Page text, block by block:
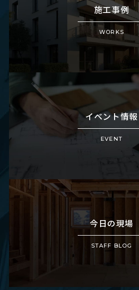
施工事例
WORKS
イベント情報
EVENT
今日の現場
STAFF BLOG